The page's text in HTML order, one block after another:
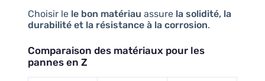
Choisir le le bon matériau assure la solidité, la
durabilité et la résistance à la corrosion.
Comparaison des matériaux pour les
pannes en Z